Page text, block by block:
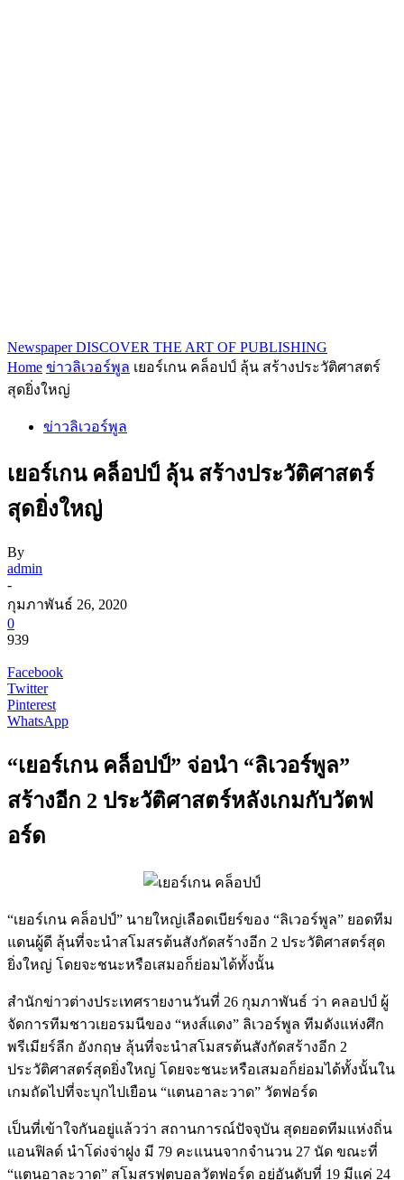
Newspaper DISCOVER THE ART OF PUBLISHING
Home ข่าวลิเวอร์พูล เยอร์เกน คล็อปป์ ลุ้น สร้างประวัติศาสตร์
สุดยิ่งใหญ่
ข่าวลิเวอร์พูล
เยอร์เกน คล็อปป์ ลุ้น สร้างประวัติศาสตร์
สุดยิ่งใหญ่
By
admin
-
กุมภาพันธ์ 26, 2020
0
939
Facebook
Twitter
Pinterest
WhatsApp
“เยอร์เกน คล็อปป์” จ่อนำ “ลิเวอร์พูล”
สร้างอีก 2 ประวัติศาสตร์หลังเกมกับวัตฟ
อร์ด
“เยอร์เกน คล็อปป์” นายใหญ่เลือดเบียร์ของ “ลิเวอร์พูล” ยอดทีม
แดนผู้ดี ลุ้นที่จะนำสโมสรต้นสังกัดสร้างอีก 2 ประวัติศาสตร์สุด
ยิ่งใหญ่ โดยจะชนะหรือเสมอก็ย่อมได้ทั้งนั้น
สำนักข่าวต่างประเทศรายงานวันที่ 26 กุมภาพันธ์ ว่า คลอปป์ ผู้
จัดการทีมชาวเยอรมนีของ “หงส์แดง” ลิเวอร์พูล ทีมดังแห่งศึก
พรีเมียร์ลีก อังกฤษ ลุ้นที่จะนำสโมสรต้นสังกัดสร้างอีก 2
ประวัติศาสตร์สุดยิ่งใหญ่ โดยจะชนะหรือเสมอก็ย่อมได้ทั้งนั้นใน
เกมถัดไปที่จะบุกไปเยือน “แตนอาละวาด” วัตฟอร์ด
เป็นที่เข้าใจกันอยู่แล้วว่า สถานการณ์ปัจจุบัน สุดยอดทีมแห่งถิ่น
แอนฟิลด์ นำโด่งจ่าฝูง มี 79 คะแนนจากจำนวน 27 นัด ขณะที่
“แตนอาละวาด” สโมสรฟุตบอลวัตฟอร์ด อยู่อันดับที่ 19 มีแค่ 24